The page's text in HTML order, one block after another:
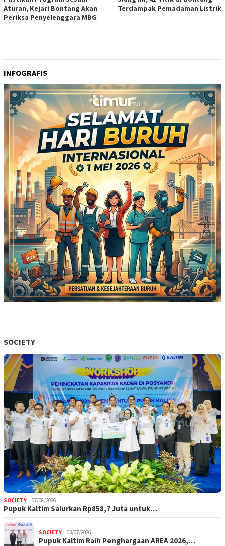
Aturan, Kejari Bontang Akan
Periksa Penyelenggara MBG
Terdampak Pemadaman Listrik
INFOGRAFIS
SOCIETY
SOCIETY 07/08/2026
Pupuk Kaltim Salurkan Rp858,7 Juta untuk…
SOCIETY 03/07/2026
Pupuk Kaltim Raih Penghargaan AREA 2026,…